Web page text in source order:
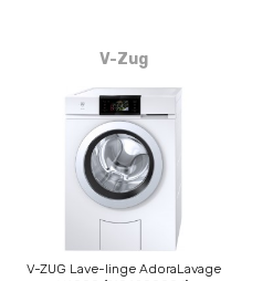
V-Zug
V-ZUG Lave-linge AdoraLavage